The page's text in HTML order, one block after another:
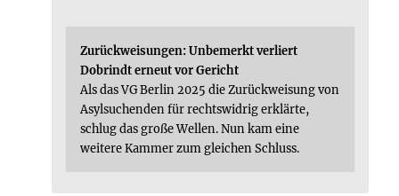
Zurückweisungen: Unbemerkt verliert
Dobrindt erneut vor Gericht
Als das VG Berlin 2025 die Zurückweisung von
Asylsuchenden für rechtswidrig erklärte,
schlug das große Wellen. Nun kam eine
weitere Kammer zum gleichen Schluss.